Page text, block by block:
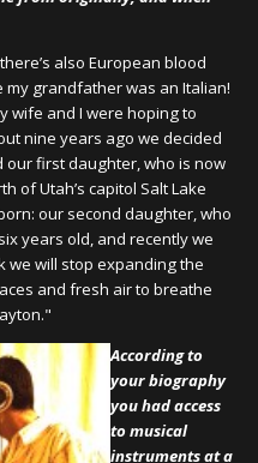
also European blood
grandfather was an Italian!
wife and I were hoping to
nine years ago we decided
our first daughter, who is now
of Utah’s capitol Salt Lake
our second daughter, who
years old, and recently we
we will stop expanding the
and fresh air to breathe
According to
your biography
you had access
to musical
instruments at a